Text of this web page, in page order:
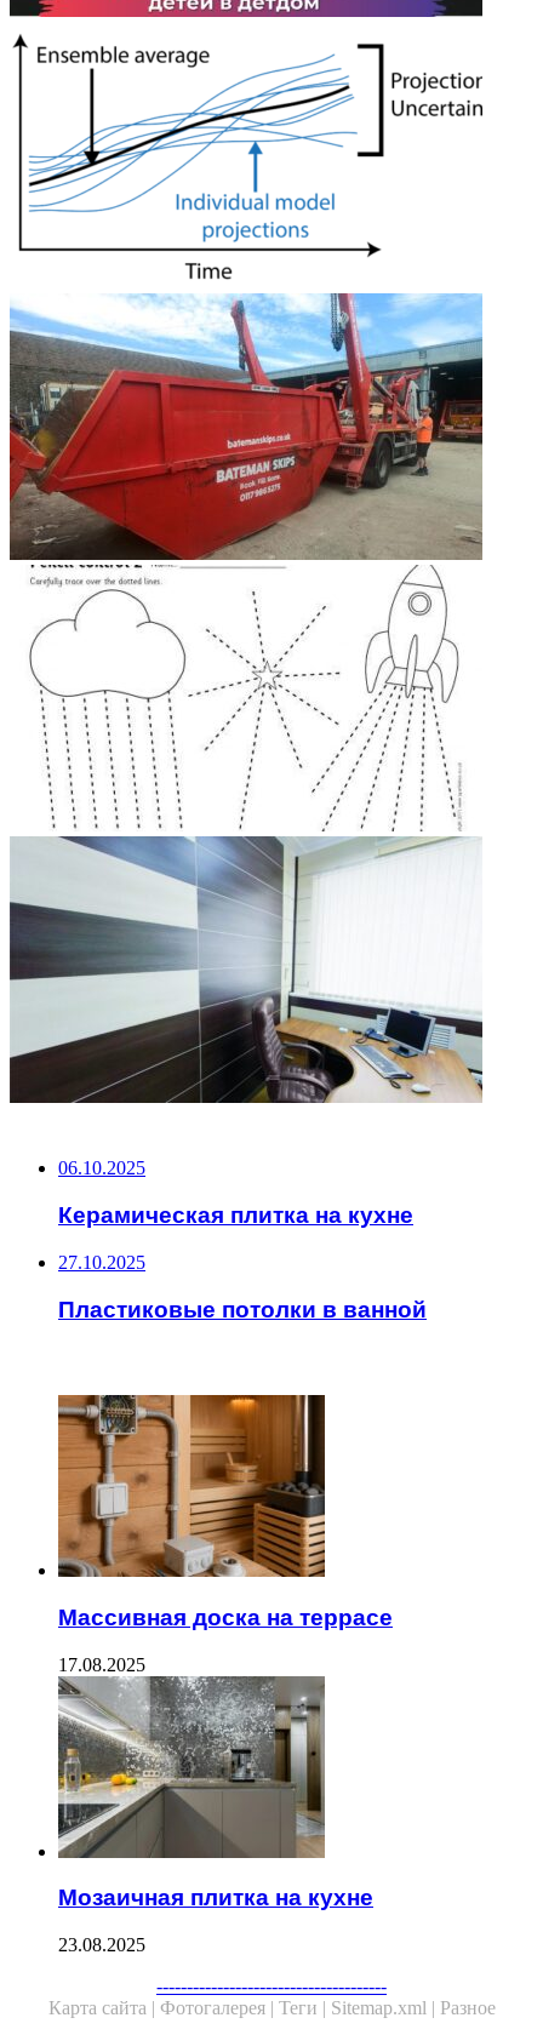
06.10.2025
Керамическая плитка на кухне
27.10.2025
Пластиковые потолки в ванной
Массивная доска на террасе
17.08.2025
Мозаичная плитка на кухне
23.08.2025
--------------------------------------
Карта сайта | Фотогалерея | Теги | Sitemap.xml | Разное